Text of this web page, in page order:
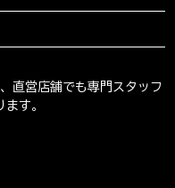
直営店舗でも専門スタッフ
す。